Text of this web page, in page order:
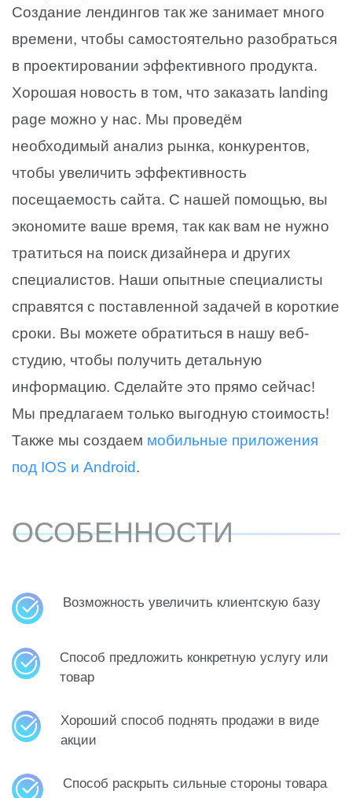
Создание лендингов так же занимает много
времени, чтобы самостоятельно разобраться
в проектировании эффективного продукта.
Хорошая новость в том, что заказать landing
page можно у нас. Мы проведём
необходимый анализ рынка, конкурентов,
чтобы увеличить эффективность
посещаемость сайта. С нашей помощью, вы
экономите ваше время, так как вам не нужно
тратиться на поиск дизайнера и других
специалистов. Наши опытные специалисты
справятся с поставленной задачей в короткие
сроки. Вы можете обратиться в нашу веб-
студию, чтобы получить детальную
информацию. Сделайте это прямо сейчас!
Мы предлагаем только выгодную стоимость!
Также мы создаем мобильные приложения
под IOS и Android.
ОСОБЕННОСТИ
Возможность увеличить клиентскую базу​
Способ предложить конкретную услугу или
товар
​Хороший способ поднять продажи в виде
акции
Способ раскрыть сильные стороны товара